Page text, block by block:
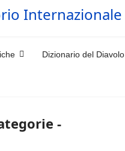
Dizionario del Diavolo
-